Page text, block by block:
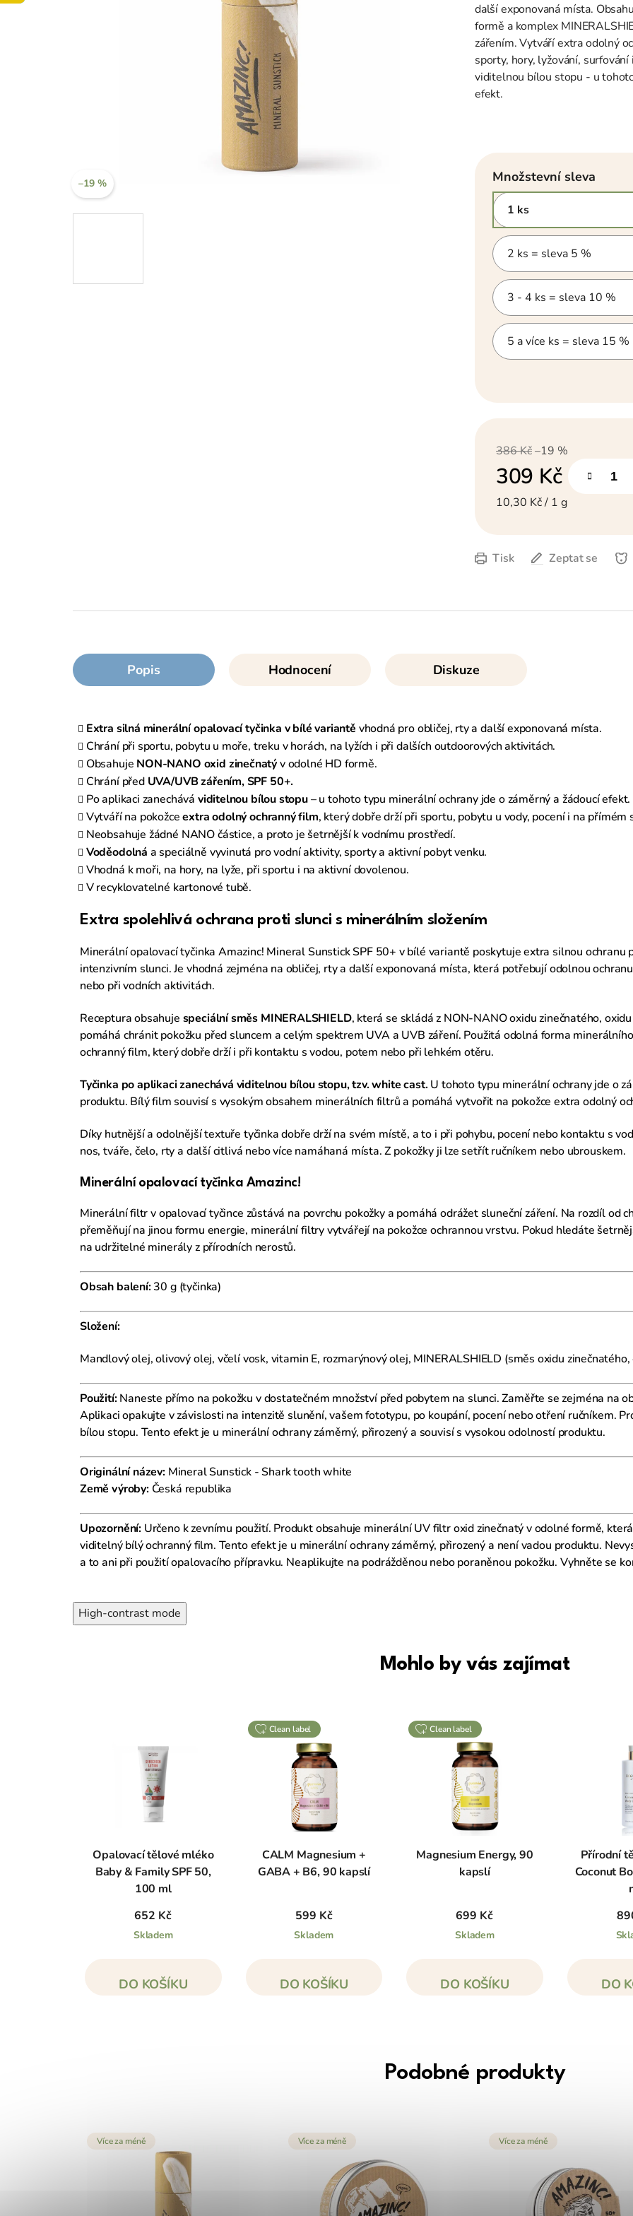
další exponovaná místa.
formě a komplex
zářením.Vytváří extra odolný
sporty, hory, lyžování,
viditelnou bílou stopu - u
efekt.
Množstevní sleva
1 ks
2 ks = sleva 5 %
3 - 4 ks = sleva 10 %
5 a více ks = sleva 15 %
386 Kč–19 %
309 Kč
Měrná cena:
10,30 Kč / 1 g
Tisk Zeptat se
–19 %
Popis Hodnocení Diskuze
Extra silná minerální opalovací tyčinka v bílé variantě vhodná pro obličej, rty a další exponovaná místa.
Chrání při sportu, pobytu u moře, treku v horách, na lyžích i při dalších outdoorových aktivitách.
Obsahuje NON-NANO oxid zinečnatýv odolné HD formě.
Chrání před UVA/UVB zářením, SPF 50+.
Po aplikaci zanechává viditelnou bílou stopu– u tohoto typu minerální ochrany jde o záměrný a žádoucí efekt.
Vytváří na pokožceextra odolný ochranný film, který dobře drží při sportu, pobytu u vody, pocení i na přímém
Neobsahuje žádné NANO částice, a proto je šetrnější k vodnímu prostředí.
Voděodolná a speciálně vyvinutá pro vodní aktivity, sporty a aktivní pobyt venku.
Vhodná k moři, na hory, na lyže, při sportu i na aktivní dovolenou.
V recyklovatelné kartonové tubě.
Extra spolehlivá ochrana proti slunci s minerálním složením
Minerální opalovací tyčinka Amazinc! Mineral Sunstick SPF 50+ v bílé variantě poskytuje extra silnou ochranu
intenzivním slunci. Je vhodná zejména na obličej, rty a další exponovaná místa, která potřebují odolnou
nebo při vodních aktivitách.
Receptura obsahuje speciální směs MINERALSHIELD, která se skládá z NON-NANO oxidu zinečnatého,
pomáhá chránit pokožku před sluncem a celým spektrem UVA a UVB záření. Použitá odolná forma
ochranný film, který dobře drží i při kontaktu s vodou, potem nebo při lehkém otěru.
Tyčinka po aplikaci zanechává viditelnou bílou stopu, tzv. white cast.U tohoto typu minerální ochrany jde o
produktu. Bílý film souvisí s vysokým obsahem minerálních filtrů a pomáhá vytvořit na pokožce extra odolný
Díky hutnější a odolnější textuře tyčinka dobře drží na svém místě, a to i při pohybu, pocení nebo kontaktu s
nos, tváře, čelo, rty a další citlivá nebo více namáhaná místa. Z pokožky ji lze setřít ručníkem nebo ubrouskem.
Minerální opalovací tyčinka Amazinc!
Minerální filtr v opalovací tyčince zůstává na povrchu pokožky a pomáhá odrážet sluneční záření. Na rozdíl od
přeměňují na jinou formu energie, minerální filtry vytvářejí na pokožce ochrannou vrstvu. Pokud hledáte
na udržitelné minerály z přírodních nerostů.
Obsah balení:30 g (tyčinka)
Složení:
Mandlový olej, olivový olej, včelí vosk, vitamin E, rozmarýnový olej, MINERALSHIELD (směs oxidu
Použití:Naneste přímo na pokožku v dostatečném množství před pobytem na slunci. Zaměřte se zejména na
Aplikaci opakujte v závislosti na intenzitě slunění, vašem fototypu, po koupání, pocení nebo otření ručníkem.
bílou stopu. Tento efekt je u minerální ochrany záměrný, přirozený a souvisí s vysokou odolností produktu.
Originální název:Mineral Sunstick - Shark tooth white
Země výroby:Česká republika
Upozornění: Určeno k zevnímu použití. Produkt obsahuje minerální UV filtr oxid zinečnatý v odolné formě,
viditelný bílý ochranný film. Tento efekt je u minerální ochrany záměrný, přirozený a není vadou produktu.
a to ani při použití opalovacího přípravku. Neaplikujte na podrážděnou nebo poraněnou pokožku. Vyhněte se
High-contrast mode
Mohlo by vás zajímat
Opalovací tělové mléko
Baby & Family SPF 50,
100 ml
652 Kč
Skladem
DO KOŠÍKU
clean label
CALM Magnesium +
GABA + B6, 90 kapslí
599 Kč
Skladem
DO KOŠÍKU
clean label
Magnesium Energy, 90
kapslí
699 Kč
Skladem
DO KOŠÍKU
Přírodní
Coconut
DO
Podobné produkty
Více za méně Více za méně Více za méně